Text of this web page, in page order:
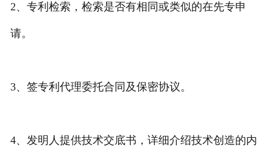
2、专利检索，检索是否有相同或类似的在先专申
请。
3、签专利代理委托合同及保密协议。
4、发明人提供技术交底书，详细介绍技术创造的内